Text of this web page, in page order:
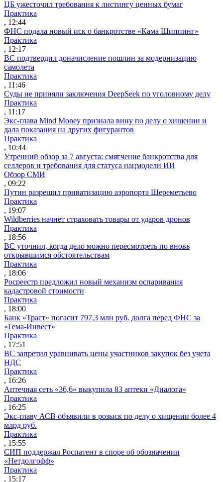
ЦБ ужесточил требования к листингу ценных бумаг
Практика
, 12:44
ФНС подала новый иск о банкротстве «Кама Шиппинг»
Практика
, 12:17
ВС подтвердил доначисление пошлин за модернизацию
самолета
Практика
, 11:46
Суды не приняли заключения DeepSeek по уголовному делу
Практика
, 11:17
Экс-глава Mind Money признала вину по делу о хищении и
дала показания на других фигурантов
Практика
, 10:44
Утренний обзор за 7 августа: смягчение банкротства для
селлеров и требования для статуса нацмодели ИИ
Обзор СМИ
, 09:22
Путин разрешил приватизацию аэропорта Шереметьево
Практика
, 19:07
Wildberries начнет страховать товары от ударов дронов
Практика
, 18:56
ВС уточнил, когда дело можно пересмотреть по вновь
открывшимся обстоятельствам
Практика
, 18:06
Росреестр предложил новый механизм оспаривания
кадастровой стоимости
Практика
, 18:00
Банк «Траст» погасит 797,3 млн руб. долга перед ФНС за
«Гема-Инвест»
Практика
, 17:51
ВС запретил уравнивать цены участников закупок без учета
НДС
Практика
, 16:26
Аптечная сеть «36,6» выкупила 83 аптеки «Диалога»
Практика
, 16:25
Экс-главу АСВ объявили в розыск по делу о хищении более 4
млрд руб.
Практика
, 15:55
СИП поддержал Роспатент в споре об обозначении
«Нетдолгофф»
Практика
, 15:17